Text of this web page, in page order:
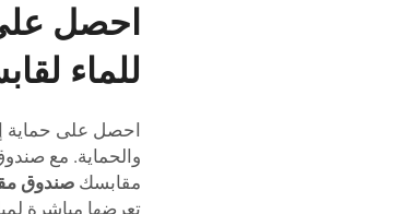
احصل
للماء
احصل على حماية
مقابسك صندوق